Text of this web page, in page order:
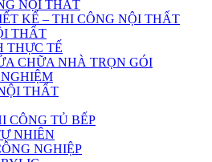
NỘI THẤT
KẾ – THI CÔNG NỘI THẤT
THẤT
THỰC TẾ
CHỮA NHÀ TRỌN GÓI
THẤT
CÔNG TỦ BẾP
NHIÊN
NGHIỆP